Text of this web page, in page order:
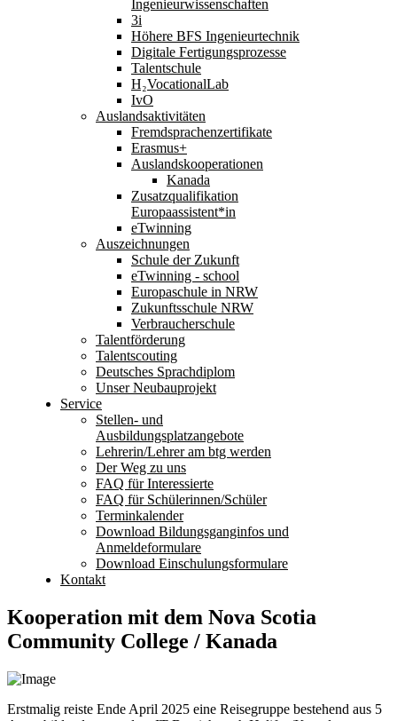
Ingenieurwissenschaften
3i
Höhere BFS Ingenieurtechnik
Digitale Fertigungsprozesse
Talentschule
H₂VocationalLab
IvO
Auslandsaktivitäten
Fremdsprachenzertifikate
Erasmus+
Auslandskooperationen
Kanada
Zusatzqualifikation
Europaassistent*in
eTwinning
Auszeichnungen
Schule der Zukunft
eTwinning - school
Europaschule in NRW
Zukunftsschule NRW
Verbraucherschule
Talentförderung
Talentscouting
Deutsches Sprachdiplom
Unser Neubauprojekt
Service
Stellen- und
Ausbildungsplatzangebote
Lehrerin/Lehrer am btg werden
Der Weg zu uns
FAQ für Interessierte
FAQ für Schülerinnen/Schüler
Terminkalender
Download Bildungsganginfos und
Anmeldeformulare
Download Einschulungsformulare
Kontakt
Kooperation mit dem Nova Scotia
Community College / Kanada
Erstmalig reiste Ende April 2025 eine Reisegruppe bestehend aus 5